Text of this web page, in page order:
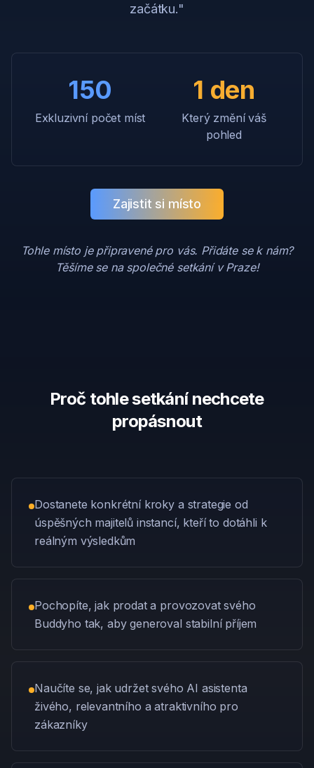
začátku."
150
Exkluzivní počet míst
1 den
Který změní váš
pohled
Zajistit si místo
Tohle místo je připravené pro vás. Přidáte se k nám?
Těšíme se na společné setkání v Praze!
Proč tohle setkání nechcete
propásnout
Dostanete konkrétní kroky a strategie od
úspěšných majitelů instancí, kteří to dotáhli k
reálným výsledkům
Pochopíte, jak prodat a provozovat svého
Buddyho tak, aby generoval stabilní příjem
Naučíte se, jak udržet svého AI asistenta
živého, relevantního a atraktivního pro
zákazníky